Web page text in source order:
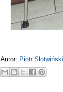
Autor: Piotr Słotwiński